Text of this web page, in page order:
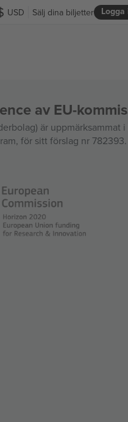
USD Logga
Sälj dina biljetter
av EU-
är uppmärksammat
för sitt förslag nr 782393.